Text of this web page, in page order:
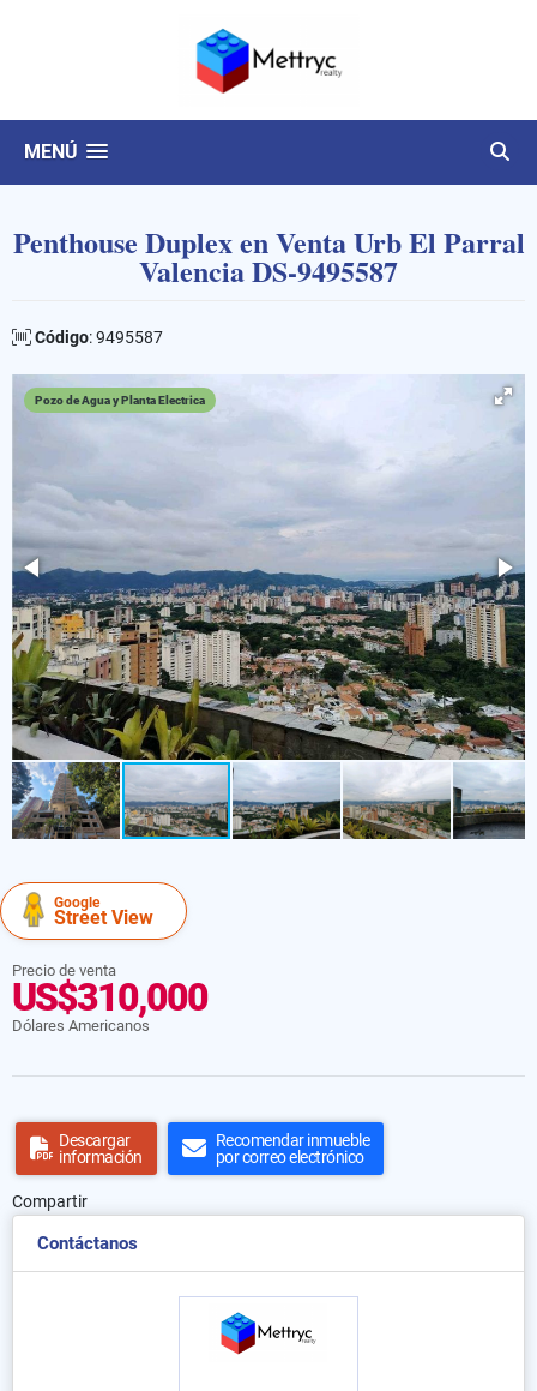
MENÚ
Penthouse Duplex en Venta Urb El Parral
Valencia DS-9495587
Código: 9495587
Pozo de Agua y Planta Electrica
Google
Street View
Precio de venta
US$310,000
Dólares Americanos
Descargar
información
Recomendar inmueble
por correo electrónico
Compartir
Contáctanos